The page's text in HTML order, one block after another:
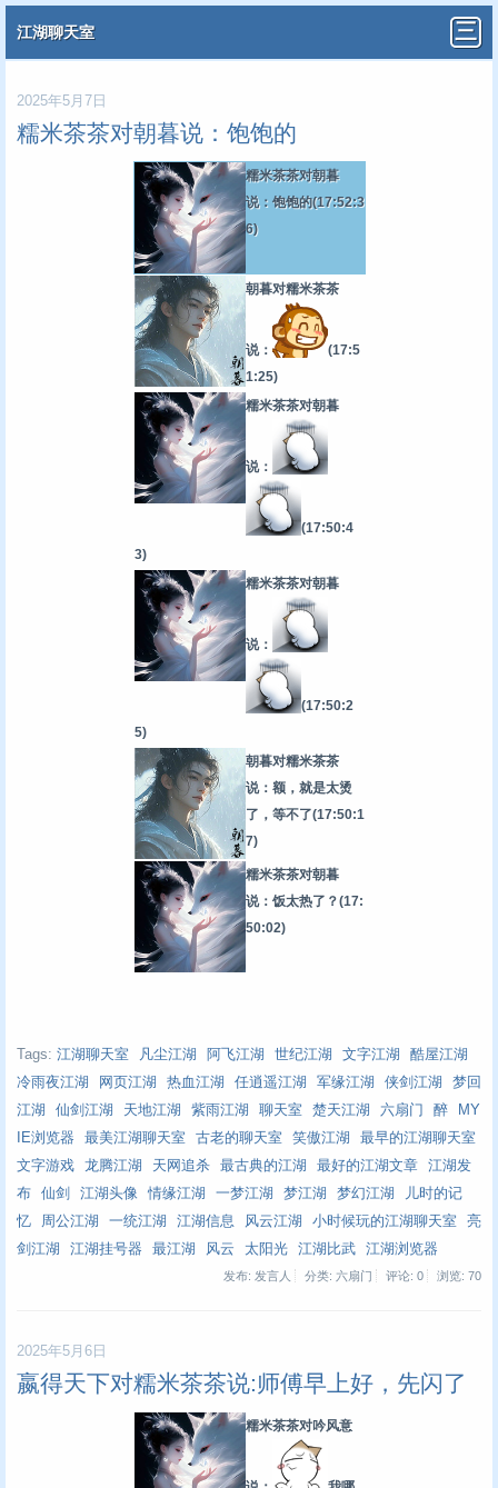
江湖聊天室
2025年5月7日
糯米茶茶对朝暮说：饱饱的
糯米茶茶对朝暮
说：饱饱的(17:52:3
6)
朝暮对糯米茶茶
说：
(17:5
1:25)
糯米茶茶对朝暮
说：
(17:50:4
3)
糯米茶茶对朝暮
说：
(17:50:2
5)
朝暮对糯米茶茶
说：额，就是太烫
了，等不了(17:50:1
7)
糯米茶茶对朝暮
说：饭太热了？(17:
50:02)
Tags: 江湖聊天室 凡尘江湖 阿飞江湖 世纪江湖 文字江湖
酷屋江湖
冷雨夜江湖
网页江湖 热血江湖 任逍遥江湖 军缘江湖 侠剑江湖
梦回
江湖
仙剑江湖 天地江湖 紫雨江湖 聊天室 楚天江湖 六扇门 醉
MY
IE浏览器
最美江湖聊天室 古老的聊天室 笑傲江湖
最早的江湖聊天室
文字游戏
龙腾江湖 天网追杀 最古典的江湖 最好的江湖文章
江湖发
布
仙剑 江湖头像 情缘江湖 一梦江湖 梦江湖 梦幻江湖
儿时的记
忆
周公江湖 一统江湖 江湖信息 风云江湖 小时候玩的江湖聊天室
亮
剑江湖
江湖挂号器 最江湖 风云 太阳光 江湖比武 江湖浏览器
发布: 发言人 分类: 六扇门 评论: 0 浏览: 70
2025年5月6日
嬴得天下对糯米茶茶说:师傅早上好，先闪了
糯米茶茶对吟风意